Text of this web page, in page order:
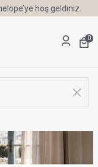
hoş geldiniz.
0